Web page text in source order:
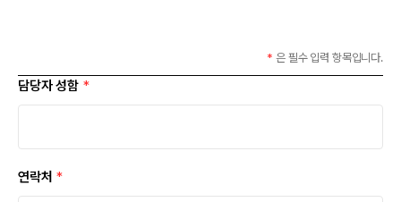
* 은 필수 입력 항목입니다.
담당자 성함 *
연락처 *